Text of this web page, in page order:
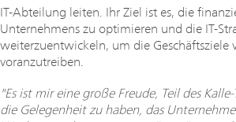
IT-Abteilung leiten. Ihr Ziel ist es, die
Unternehmens zu optimieren und die IT-
weiterzuentwickeln, um die Geschäftsziele
voranzutreiben.
"Es ist mir eine große Freude, Teil des
die Gelegenheit zu haben, das